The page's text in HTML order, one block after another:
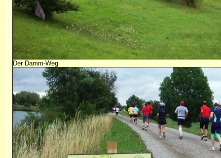
Der Damm-Weg